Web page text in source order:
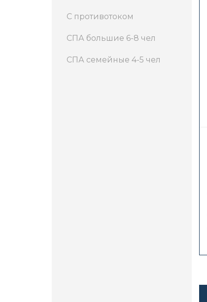
С противотоком
СПА большие 6-8 чел
СПА семейные 4-5 чел